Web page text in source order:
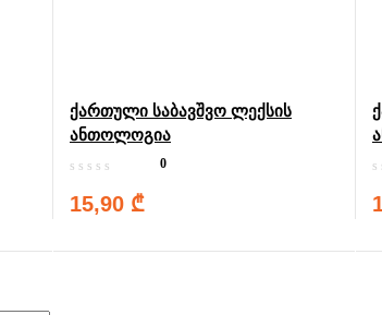
ქართული საბავშვო ლექსის
ანთოლოგია
0
15,90 ₾